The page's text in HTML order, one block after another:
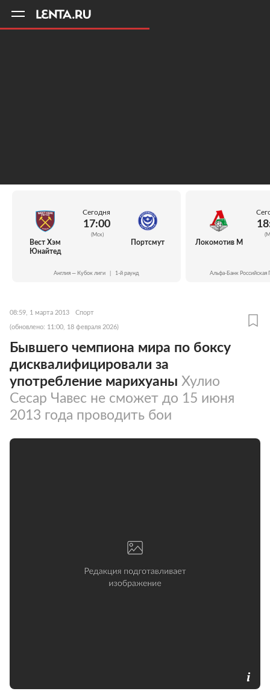
Вест Хэм
Юнайтед
Сегодня
17:00
(Мск)
Портсмут
Англия — Кубок лиги 1-й раунд
Локомотив М
Альфа-Банк Российская
08:59, 1 марта 2013 Спорт
(обновлено: 11:00, 18 февраля 2026)
Бывшего чемпиона мира по боксу
дисквалифицировали за
употребление марихуаны Хулио
Сесар Чавес не сможет до 15 июня
2013 года проводить бои